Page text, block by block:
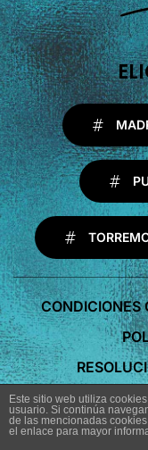
CONDICIONES
Este sitio web utiliza
usuario. Si continúa
de las mencionadas
el enlace para mayor